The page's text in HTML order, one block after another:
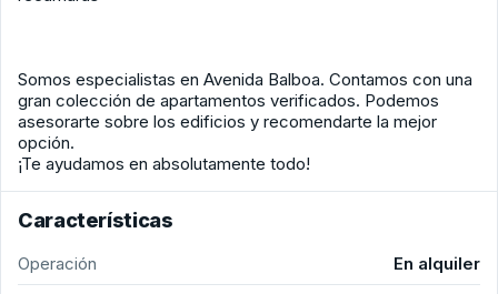
Somos especialistas en Avenida Balboa. Contamos con una
gran colección de apartamentos verificados. Podemos
asesorarte sobre los edificios y recomendarte la mejor
opción.
¡Te ayudamos en absolutamente todo!
Características
Operación
En alquiler